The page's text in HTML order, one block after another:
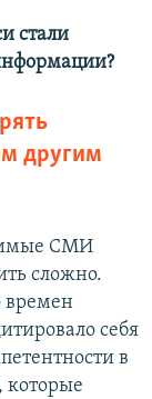
стали
другим
СМИ
сложно.
времен
себя
в
которые